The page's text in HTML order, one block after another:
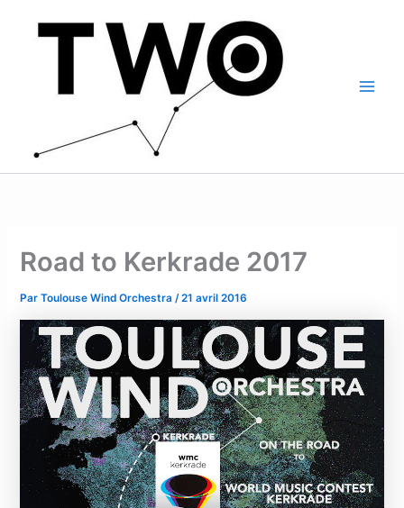
Road to Kerkrade 2017
ParToulouse Wind Orchestra/21 avril 2016